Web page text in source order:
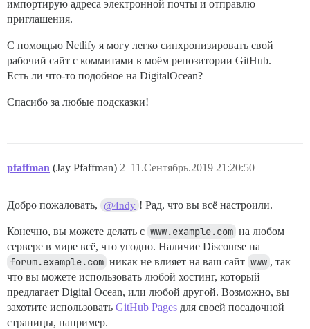
импортирую адреса электронной почты и отправлю
приглашения.
С помощью Netlify я могу легко синхронизировать свой
рабочий сайт с коммитами в моём репозитории GitHub.
Есть ли что-то подобное на DigitalOcean?
Спасибо за любые подсказки!
pfaffman (Jay Pfaffman) 11.Сентябрь.2019 21:20:50
2
Добро пожаловать, @4ndy ! Рад, что вы всё настроили.
Конечно, вы можете делать с www.example.com на любом
сервере в мире всё, что угодно. Наличие Discourse на
forum.example.com никак не влияет на ваш сайт www , так
что вы можете использовать любой хостинг, который
предлагает Digital Ocean, или любой другой. Возможно, вы
захотите использовать GitHub Pages для своей посадочной
страницы, например.